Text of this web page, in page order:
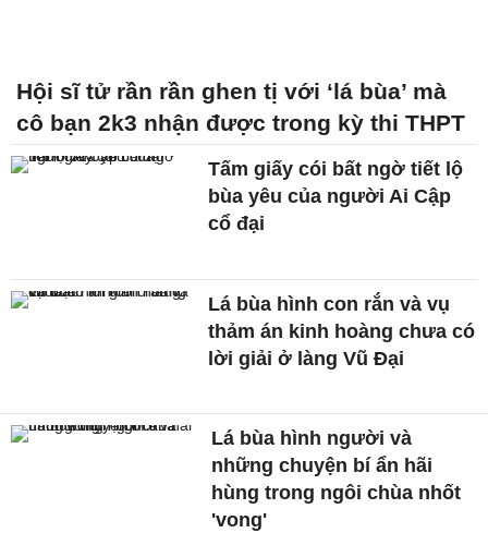
Hội sĩ tử rần rần ghen tị với ‘lá bùa’ mà
cô bạn 2k3 nhận được trong kỳ thi THPT
Tấm giấy cói bất ngờ tiết lộ
bùa yêu của người Ai Cập
cổ đại
Lá bùa hình con rắn và vụ
thảm án kinh hoàng chưa có
lời giải ở làng Vũ Đại
Lá bùa hình người và
những chuyện bí ẩn hãi
hùng trong ngôi chùa nhốt
'vong'